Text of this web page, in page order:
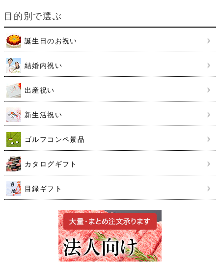
目的別で選ぶ
誕生日のお祝い
結婚内祝い
出産祝い
新生活祝い
ゴルフコンペ景品
カタログギフト
目録ギフト